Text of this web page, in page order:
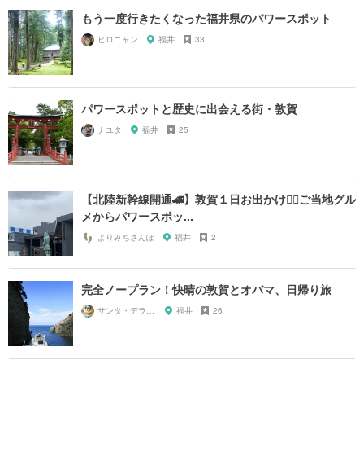
もう一度行きたくなった福井県のパワースポット
ヒロニャン 福井 33
パワースポットと歴史に出会える街・敦賀
ナユタ 福井 25
【北陸新幹線開通🚄】敦賀１日お出かけ🚶‍♂️ご当地グル
メからパワースポッ...
よりみちさんぽ 福井 2
完全ノープラン！快晴の敦賀とオバマ、日帰り旅
サンタ・デラックス 福井 26